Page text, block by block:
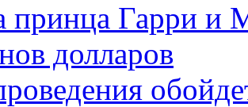
принца Гарри и
долларов